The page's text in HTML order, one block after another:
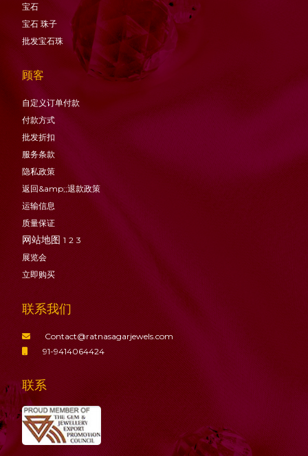
宝石
宝石 珠子
批发宝石珠
顾客
自定义订单付款
付款方式
批发折扣
服务条款
隐私政策
返回&amp;;退款政策
运输信息
质量保证
网站地图 1 2 3
展览会
立即购买
联系我们
Contact@ratnasagarjewels.com
91-9414064424
联系